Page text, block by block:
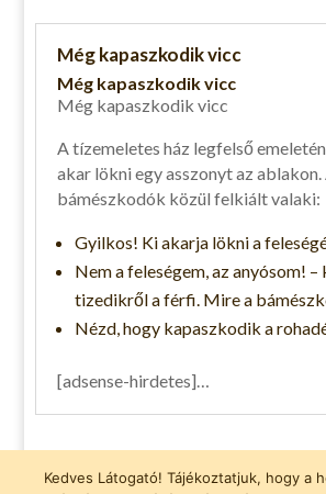
Még kapaszkodik vicc
Még kapaszkodik vicc
Még kapaszkodik vicc
A tízemeletes ház legfelső
akar lökni egy asszonyt az ablakon.
bámészkodók közül felkiált valaki:
Gyilkos! Ki akarja lökni a
Nem a feleségem, az anyósom! –
tizedikről a férfi. Mire a
Nézd, hogy kapaszkodik a
[adsense-hirdetes]…
Kedves Látogató! Tájékoztatjuk, hogy a